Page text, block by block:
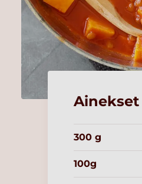
Ainekset
300 g
100g